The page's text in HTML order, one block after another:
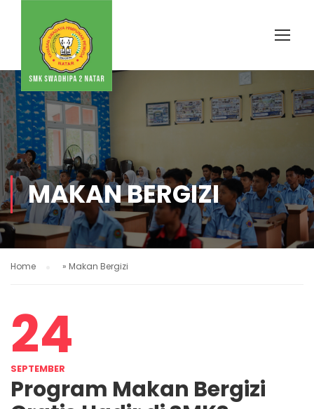
MAKAN BERGIZI
Home » Makan Bergizi
24
SEPTEMBER
Program Makan Bergizi